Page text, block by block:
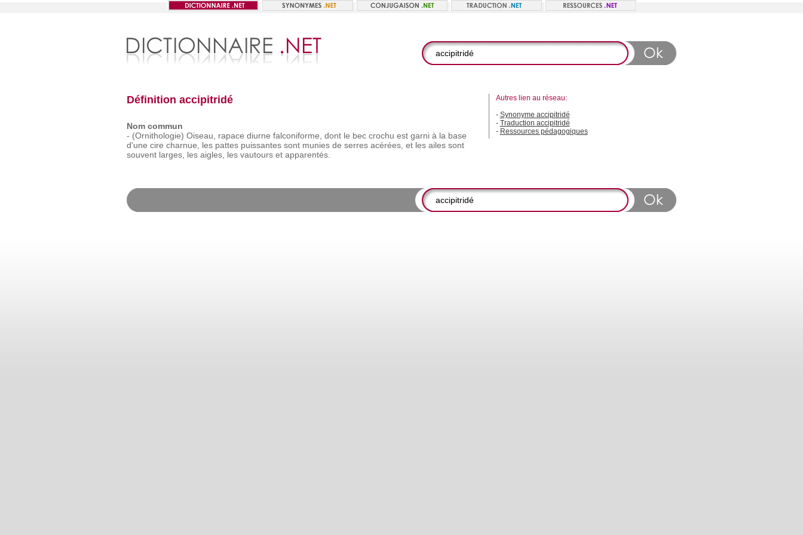
Définition accipitridé
Nom commun
- (Ornithologie) Oiseau, rapace diurne falconiforme, dont le bec crochu est garni à la base
d'une cire charnue, les pattes puissantes sont munies de serres acérées, et les ailes sont
souvent larges, les aigles, les vautours et apparentés.
Autres lien au réseau:
- Synonyme accipitridé
- Traduction accipitridé
- Ressources pédagogiques